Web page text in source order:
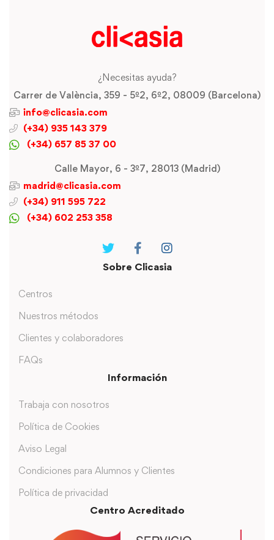
¿Necesitas ayuda?
Carrer de València, 359 - 5º2, 6º2, 08009 (Barcelona)
info@clicasia.com
(+34) 935 143 379
(+34) 657 85 37 00
Calle Mayor, 6 - 3º7, 28013 (Madrid)
madrid@clicasia.com
(+34) 911 595 722
(+34) 602 253 358
Sobre Clicasia
Centros
Nuestros métodos
Clientes y colaboradores
FAQs
Información
Trabaja con nosotros
Política de Cookies
Aviso Legal
Condiciones para Alumnos y Clientes
Política de privacidad
Centro Acreditado